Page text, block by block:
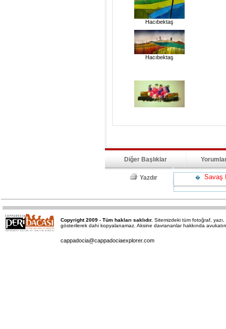
Hacıbektaş
Hacıbektaş
Diğer Başlıklar
Yazdır � Savaş
Copyright 2009 - Tüm hakları saklıdır. Sitemizdeki tüm fotoğraf,
gösterilerek dahi kopyalanamaz. Aksine davrananlar hakkında
cappadocia@cappadociaexplorer.com